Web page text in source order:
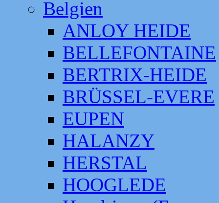
Belgien
ANLOY HEIDE
BELLEFONTAINE
BERTRIX-HEIDE
BRÜSSEL-EVERE
EUPEN
HALANZY
HERSTAL
HOOGLEDE